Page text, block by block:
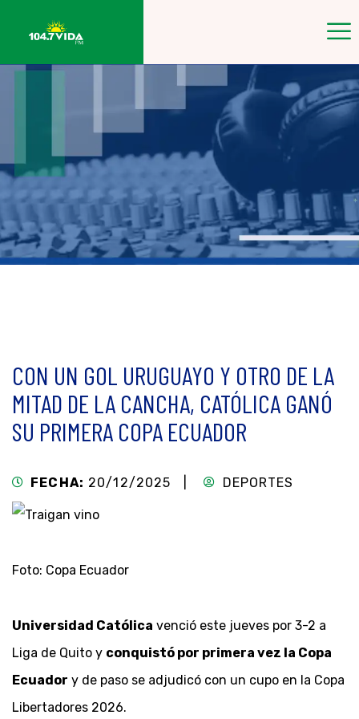
CON UN GOL URUGUAYO Y OTRO DE LA
MITAD DE LA CANCHA, CATÓLICA GANÓ
SU PRIMERA COPA ECUADOR
FECHA: 20/12/2025 | DEPORTES
Foto: Copa Ecuador
Universidad Católica venció este jueves por 3-2 a
Liga de Quito y conquistó por primera vez la Copa
Ecuador y de paso se adjudicó con un cupo en la Copa
Libertadores 2026.